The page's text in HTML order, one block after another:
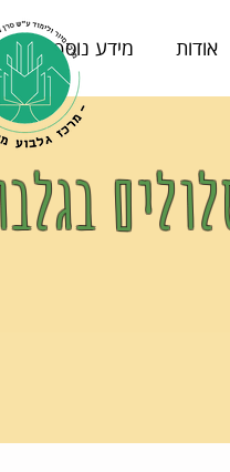
אודות מידע נוסף